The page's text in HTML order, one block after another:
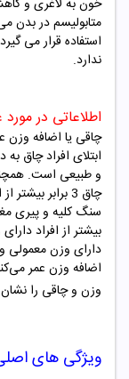
متابولیسم در بدن
استفاده قرار می
ندارد.
اطلاعاتی در
چاقی یا اضافه وزن
و طبیعی است.
چاق 3 برابر
بیشتر از افراد
اضافه وزن عمر
وزن و چاقی را
ویژگی های